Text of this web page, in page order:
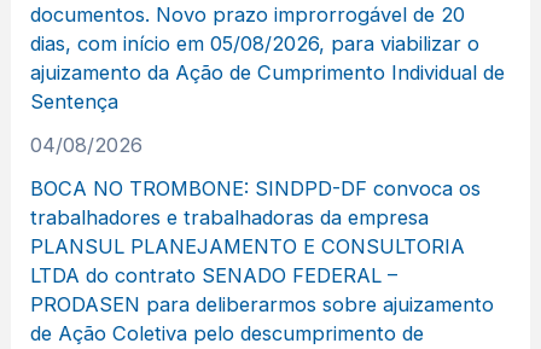
documentos. Novo prazo improrrogável de 20
dias, com início em 05/08/2026, para viabilizar o
ajuizamento da Ação de Cumprimento Individual de
Sentença
04/08/2026
BOCA NO TROMBONE: SINDPD-DF convoca os
trabalhadores e trabalhadoras da empresa
PLANSUL PLANEJAMENTO E CONSULTORIA
LTDA do contrato SENADO FEDERAL –
PRODASEN para deliberarmos sobre ajuizamento
de Ação Coletiva pelo descumprimento de